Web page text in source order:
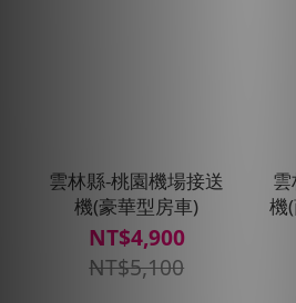
雲林縣-桃園機場接送
機(豪華型房車)
NT$4,900
NT$5,100
機